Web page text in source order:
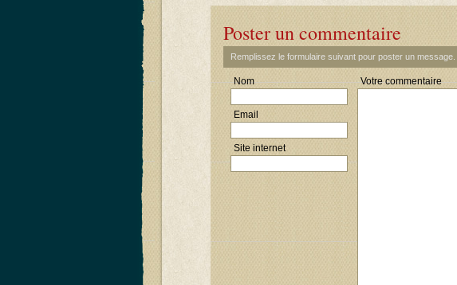
Poster un commentaire
Remplissez le formulaire suivant pour poster un message.
Nom
Email
Site internet
Votre commentaire